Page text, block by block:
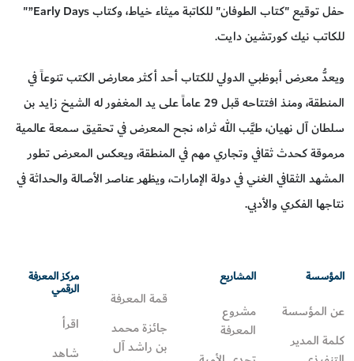
حفل توقيع "كتاب الطوفان" للكاتبة ميثاء خياط، وكتاب Early Days”"
للكاتب نيك كورتشين دايت.
ويعدُّ معرض أبوظبي الدولي للكتاب أحد أكثر معارض الكتب تنوعاً في
المنطقة، ومنذ افتتاحه قبل 29 عاماً على يد المغفور له الشيخ زايد بن
سلطان آل نهيان، طيَّب الله ثراه، نجح المعرض في تحقيق سمعة عالمية
مرموقة كحدث ثقافي وتجاري مهم في المنطقة، ويعكس المعرض تطور
المشهد الثقافي الغني في دولة الإمارات، ويظهر عناصر الأصالة والحداثة في
نتاجها الفكري والأدبي.
المؤسسة
عن المؤسسة
كلمة المدير
المشاريع
مشروع
المعرفة
قمة المعرفة
جائزة محمد
بن راشد آل
مركز المعرفة
الرقمي
اقرأ
شاهد